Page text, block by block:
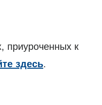
приуроченных к
здесь.